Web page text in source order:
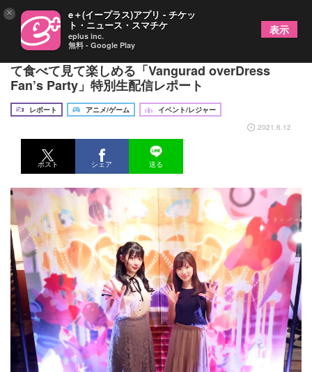
進藤あまね＆遠野ひかるが魅力を語る ファイトし
て食べて見て楽しめる「Vangurad overDress
Fan’s Party」特別生配信レポート
レポート アニメ/ゲーム
イベント/レジャー
2021.6.12
ポスト シェア 送る
× e＋(イープラス)アプリ - チケッ
ト・ニュース・スマチケ
eplus inc.
無料 - Google Play
表示